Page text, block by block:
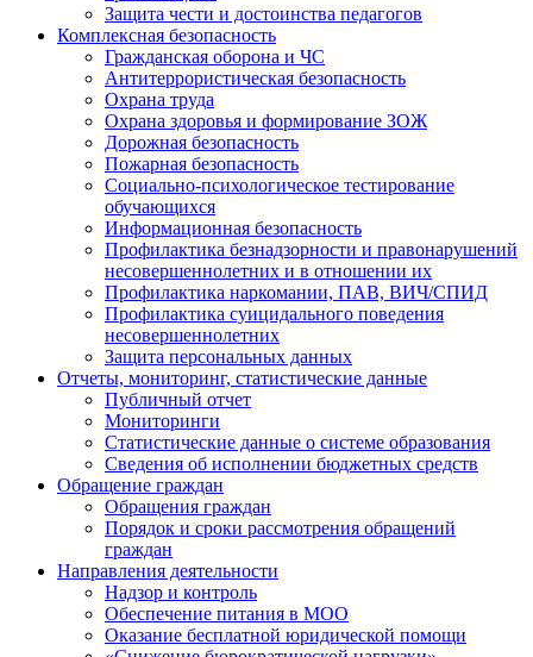
Защита чести и достоинства педагогов
Комплексная безопасность
Гражданская оборона и ЧС
Антитеррористическая безопасность
Охрана труда
Охрана здоровья и формирование ЗОЖ
Дорожная безопасность
Пожарная безопасность
Социально-психологическое тестирование
обучающихся
Информационная безопасность
Профилактика безнадзорности и правонарушений
несовершеннолетних и в отношении их
Профилактика наркомании, ПАВ, ВИЧ/СПИД
Профилактика суицидального поведения
несовершеннолетних
Защита персональных данных
Отчеты, мониторинг, статистические данные
Публичный отчет
Мониторинги
Статистические данные о системе образования
Сведения об исполнении бюджетных средств
Обращение граждан
Обращения граждан
Порядок и сроки рассмотрения обращений
граждан
Направления деятельности
Надзор и контроль
Обеспечение питания в МОО
Оказание бесплатной юридической помощи